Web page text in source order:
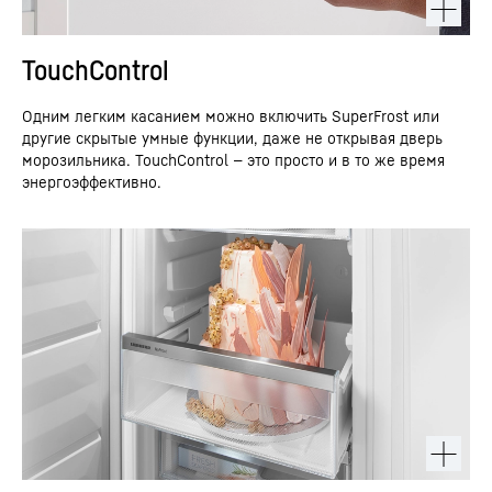
TouchControl
Одним легким касанием можно включить SuperFrost или
другие скрытые умные функции, даже не открывая дверь
морозильника. TouchControl — это просто и в то же время
энергоэффективно.